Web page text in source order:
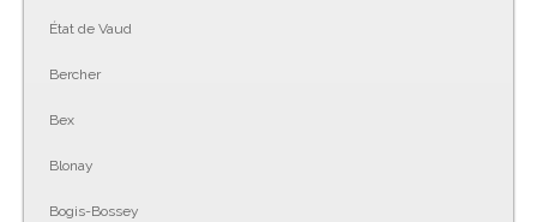
État de Vaud
Bercher
Bex
Blonay
Bogis-Bossey